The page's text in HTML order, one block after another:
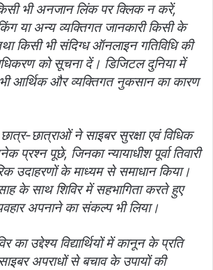
भी अनजान लिंक पर क्लिक न करें,
या अन्य व्यक्तिगत जानकारी किसी के
किसी भी संदिग्ध ऑनलाइन गतिविधि की
को सूचना दें। डिजिटल दुनिया में
भी आर्थिक और व्यक्तिगत नुकसान का कारण
छात्राओं ने साइबर सुरक्षा एवं विधिक
प्रश्न पूछे, जिनका न्यायाधीश पूर्वा तिवारी
उदाहरणों के माध्यम से समाधान किया।
के साथ शिविर में सहभागिता करते हुए
अपनाने का संकल्प भी लिया।
का उद्देश्य विद्यार्थियों में कानून के प्रति
अपराधों से बचाव के उपायों की